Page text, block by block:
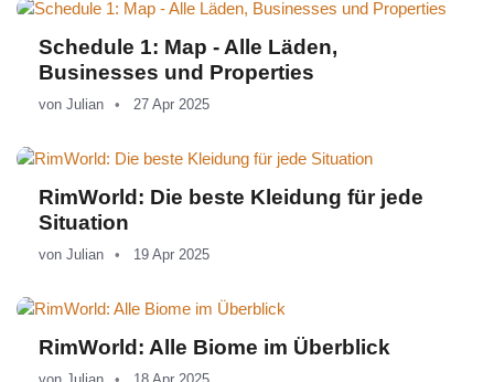
Schedule 1: Map - Alle Läden,
Businesses und Properties
von Julian 27 Apr 2025
RimWorld: Die beste Kleidung für jede
Situation
von Julian 19 Apr 2025
RimWorld: Alle Biome im Überblick